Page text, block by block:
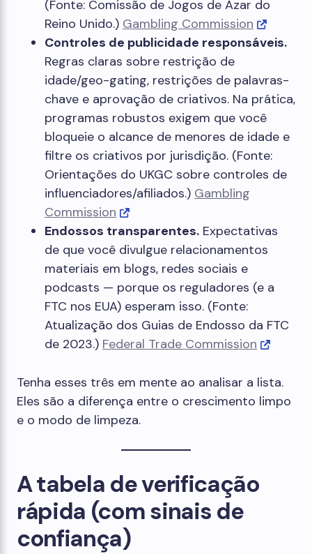
(Fonte: Comissão de Jogos de Azar do
Reino Unido.) Gambling Commission
Controles de publicidade responsáveis.
Regras claras sobre restrição de
idade/geo-gating, restrições de palavras-
chave e aprovação de criativos. Na prática,
programas robustos exigem que você
bloqueie o alcance de menores de idade e
filtre os criativos por jurisdição. (Fonte:
Orientações do UKGC sobre controles de
influenciadores/afiliados.) Gambling
Commission
Endossos transparentes. Expectativas
de que você divulgue relacionamentos
materiais em blogs, redes sociais e
podcasts — porque os reguladores (e a
FTC nos EUA) esperam isso. (Fonte:
Atualização dos Guias de Endosso da FTC
de 2023.) Federal Trade Commission
Tenha esses três em mente ao analisar a lista.
Eles são a diferença entre o crescimento limpo
e o modo de limpeza.
A tabela de verificação
rápida (com sinais de
confiança)